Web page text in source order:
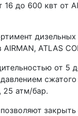
до 600 квт от
дизельных
ATLAS
от 5
сжатого
25 атм/бар.